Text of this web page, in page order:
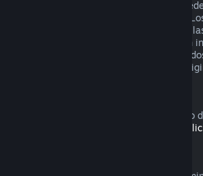
Los regalos que no se hayan activado
del período estándar de 14 días/2 horas.
activado también pueden rembolsarse en
pero debe ser el receptor del regalo quien
rembolso. En este caso, los fondos
regalo le serán devueltos al comprador
Si quieres saber cómo funciona el derecho
haz